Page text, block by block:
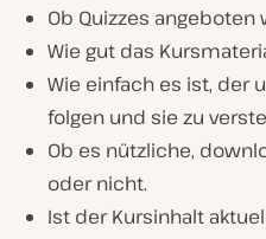
Ob Quizzes
Wie gut das
Wie einfach es ist, der
folgen und sie zu
Ob es nützliche,
oder nicht.
Ist der Kursinhalt